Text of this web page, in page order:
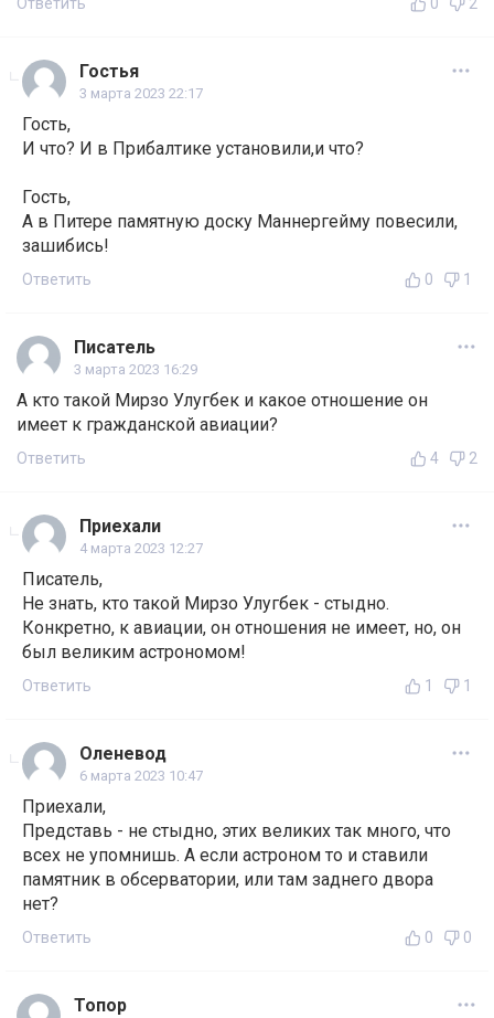
Ответить 0 2
Гостья
3 марта 2023 22:17
Гость,
И что? И в Прибалтике установили,и что?
Гость,
А в Питере памятную доску Маннергейму повесили,
зашибись!
Ответить 0 1
Писатель
3 марта 2023 16:29
А кто такой Мирзо Улугбек и какое отношение он
имеет к гражданской авиации?
Ответить 4 2
Приехали
4 марта 2023 12:27
Писатель,
Не знать, кто такой Мирзо Улугбек - стыдно.
Конкретно, к авиации, он отношения не имеет, но, он
был великим астрономом!
Ответить 1 1
Оленевод
6 марта 2023 10:47
Приехали,
Представь - не стыдно, этих великих так много, что
всех не упомнишь. А если астроном то и ставили
памятник в обсерватории, или там заднего двора
нет?
Ответить 0 0
Топор